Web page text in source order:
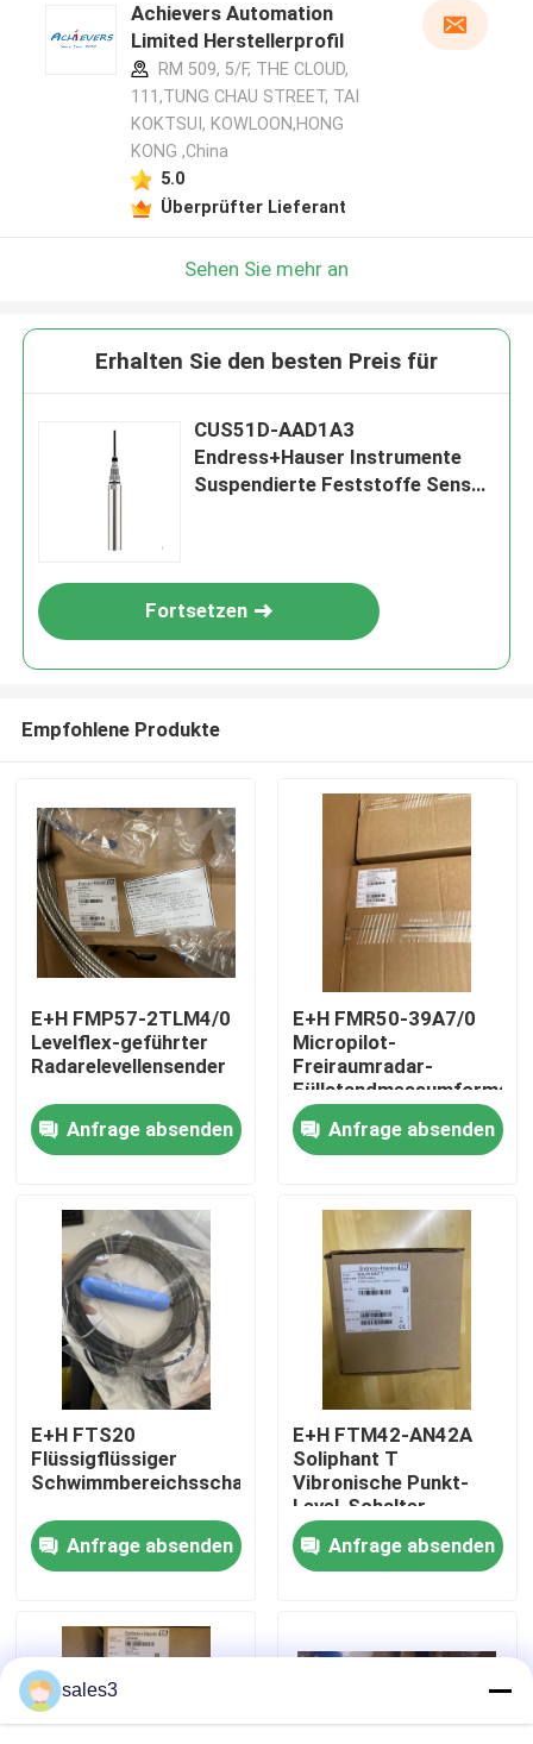
Zu Hause
Produkte
Über uns
Werksbesichtigung
Kontakt mit uns
Neuigkeiten
Allein Bradley PLC Produkte
PEPPERL FUCHS Isolierte Barriere
Achievers Automation
Limited Herstellerprofil
RM 509, 5/F, THE CLOUD,
111,TUNG CHAU STREET, TAI
KOKTSUI, KOWLOON,HONG
KONG ,China
5.0
Überprüfter Lieferant
Sehen Sie mehr an
Erhalten Sie den besten Preis für
CUS51D-AAD1A3
Endress+Hauser Instrumente
Suspendierte Feststoffe Sensor
Fortsetzen
Empfohlene Produkte
E+H FMP57-2TLM4/0
Levelflex-geführter
Radarelevellensender
Anfrage absenden
E+H FMR50-39A7/0
Micropilot-
Freiraumradar-
Füllstandmessumformer
Anfrage absenden
E+H FTS20
Flüssigflüssiger
Schwimmbereichsschalter
Anfrage absenden
E+H FTM42-AN42A
Soliphant T
Vibronische Punkt-
Level-Schalter
Anfrage absenden
sales3